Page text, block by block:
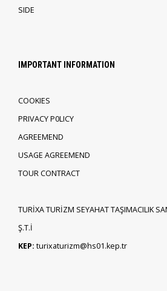
SIDE
IMPORTANT INFORMATION
COOKIES
PRIVACY P0LICY
AGREEMEND
USAGE AGREEMEND
TOUR CONTRACT
TURİXA TURİZM SEYAHAT TAŞIMACILIK
Ş.T.İ
KEP: turixaturizm@hs01.kep.tr